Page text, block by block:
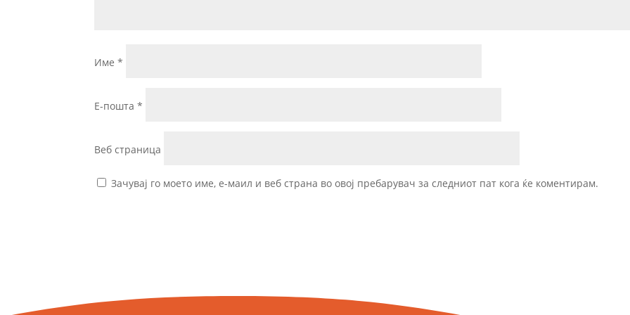
Име*
Е-пошта*
Веб страница
Зачувај го моето име, е-маил и веб страна во овој пребарувач за следниот пат кога ќе коментирам.